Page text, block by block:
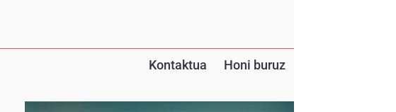
Kontaktua Honi buruz